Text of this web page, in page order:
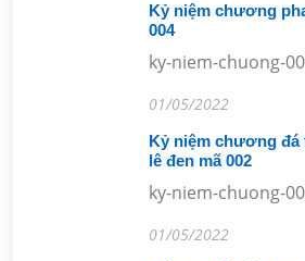
Kỷ niệm chương
004
ky-niem-chuong-
01/05/2022
Kỷ niệm chương đá
lê đen mã 002
ky-niem-chuong-
01/05/2022